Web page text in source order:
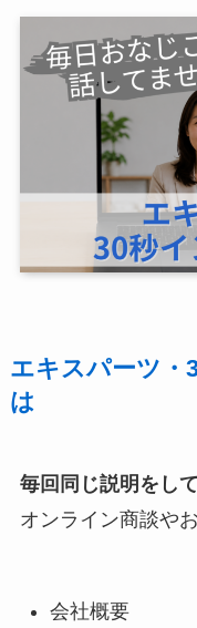
エキスパーツ・
は
毎回同じ説明をし
オンライン商談や
会社概要